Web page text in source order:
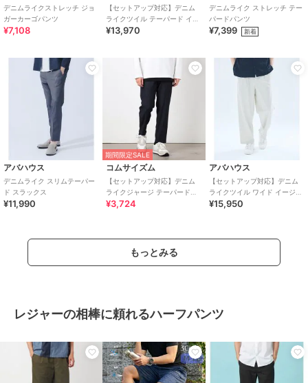
デニムライクストレッチ ジョ
ガーカーゴパンツ
¥7,108
【セットアップ対応】デニム
ライクツイル テーパード イー
ジーパンツ
¥13,970
デニムライク ストレッチ テー
パードパンツ
¥7,399 新着
アバハウス
デニムライク スリムテーパー
ド スラックス
¥11,990
期間限定SALE
コムサイズム
【セットアップ対応】デニム
ライクジャージ テーパードパ
ンツ
¥3,724
アバハウス
【セットアップ対応】デニム
ライクツイル ワイド イージー
パンツ
¥15,950
もっとみる
レジャーの相棒に頼れるハーフパンツ